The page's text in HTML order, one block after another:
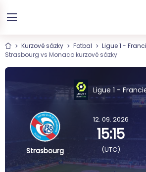
Kurzové sázky Fotbal
Ligue 1 -
Strasbourg vs Monaco kurzové sázky
Ligue 1 -
Strasbourg
12. 09. 2026
15:15
(UTC)